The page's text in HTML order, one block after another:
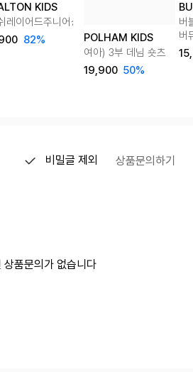
KIDS
레이어드주니어상하복
82%
POLHAM KIDS
여아) 3부 데님 숏츠
19,900 50%
버
버
비밀글 제외 상품문의하기
상품문의가 없습니다